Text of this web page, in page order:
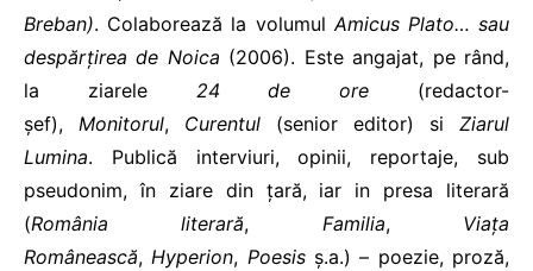
Breban). Colaborează la volumulAmicus Plato… sau
despărțirea de Noica (2006). Este angajat, pe rând,
la ziarele 24 de ore (redactor-
șef), Monitorul, Curentul (senior editor) si Ziarul
Lumina. Publică interviuri, opinii, reportaje, sub
pseudonim, în ziare din țară, iar in presa literară
(România literară, Familia, Viața
Românească,Hyperion, Poesisș.a.) – poezie, proză,